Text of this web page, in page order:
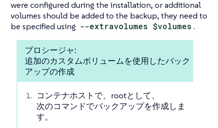
were configured during the installation, or additional
volumes should be added to the backup, they need to
be specified using --extravolumes $volumes .
プロシージャ:
追加のカスタムボリュームを使用したバック
アップの作成
コンテナホストで、rootとして、
次のコマンドでバックアップを作成しま
す。